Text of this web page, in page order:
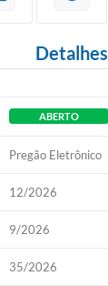
Detalhes
ABERTO
Pregão Eletrônico
12/2026
9/2026
35/2026